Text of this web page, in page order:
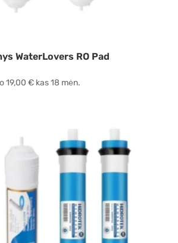
WaterLovers RO Pad
19,00 €kas 18 mėn.